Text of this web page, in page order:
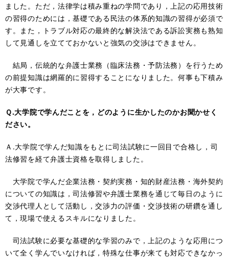
ました。ただ，法律学は積み重ねの学問であり，上記の応用技術
の習得のためには，基礎である民法の体系的知識の習得が必須で
す。また，トラブル対応の最終的な解決法である訴訟実務も熟知
して見通しを立てておかないと強気の交渉はできません。
結局，伝統的な弁護士業務（臨床法務・予防法務）を行うため
の前提知識は網羅的に習得することになりました。何事も下積み
が大事です。
Ｑ.大学院で学んだことを，どのように生かしたのかお聞かせく
ださい。
Ａ.大学院で学んだ知識をもとに司法試験に一回目で合格し，司
法修習を経て弁護士資格を取得しました。
大学院で学んだ企業法務・契約実務・知的財産法務・海外契約
についての知識は，司法修習や弁護士業務を通じて毎日のように
交渉代理人として活動し，交渉力の評価・交渉技術の研鑽を通し
て，現場で使えるスキルになりました。
司法試験に必要な基礎的な学習のみで，上記のような応用につ
いて全く学んでいなければ，特殊な仕事が来ても対応できなかっ